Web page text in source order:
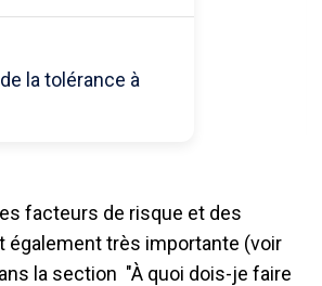
la tolérance à
facteurs de risque et des
également très importante (voir
la section "À quoi dois-je faire